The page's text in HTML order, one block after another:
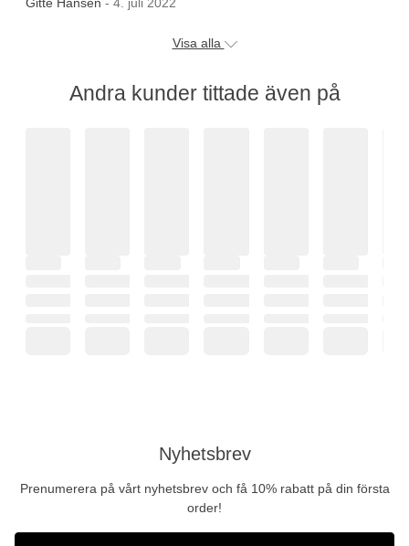
Visa alla
Andra kunder tittade även på
Nyhetsbrev
Prenumerera på vårt nyhetsbrev och få 10% rabatt på din första
order!